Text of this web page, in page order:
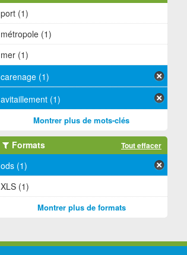
port (1)
métropole (1)
mer (1)
carenage (1)
avitaillement (1)
Montrer plus de mots-clés
Formats Tout effacer
ods (1)
XLS (1)
Montrer plus de formats